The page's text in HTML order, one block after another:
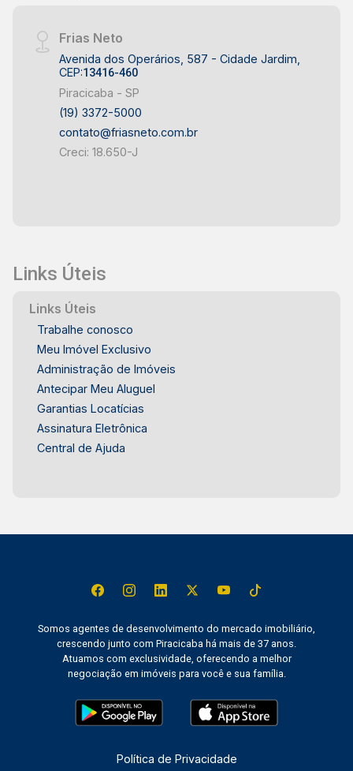
Frias Neto
Avenida dos Operários, 587 - Cidade Jardim,
CEP:13416-460
Piracicaba - SP
(19) 3372-5000
contato@friasneto.com.br
Creci: 18.650-J
Links Úteis
Links Úteis
Trabalhe conosco
Meu Imóvel Exclusivo
Administração de Imóveis
Antecipar Meu Aluguel
Garantias Locatícias
Assinatura Eletrônica
Central de Ajuda
Somos agentes de desenvolvimento do mercado imobiliário,
crescendo junto com Piracicaba há mais de 37 anos.
Atuamos com exclusividade, oferecendo a melhor
negociação em imóveis para você e sua família.
Política de Privacidade